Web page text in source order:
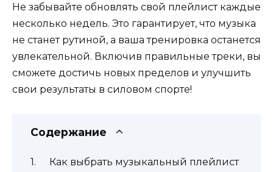
Не забывайте обновлять свой плейлист каждые
несколько недель. Это гарантирует, что музыка
не станет рутиной, а ваша тренировка останется
увлекательной. Включив правильные треки, вы
сможете достичь новых пределов и улучшить
свои результаты в силовом спорте!
Содержание
Как выбрать музыкальный плейлист